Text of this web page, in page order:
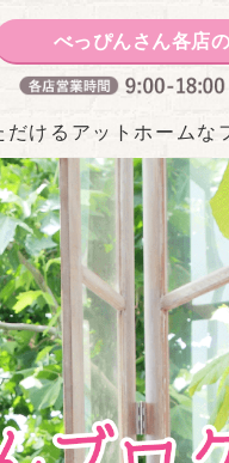
美と感動を
けるアットホームな
べっぴんさん各店